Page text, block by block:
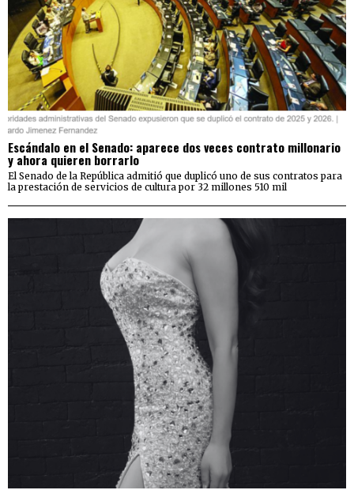
Escándalo en el Senado: aparece dos veces contrato millonario
y ahora quieren borrarlo
El Senado de la República admitió que duplicó uno de sus contratos para
la prestación de servicios de cultura por 32 millones 510 mil